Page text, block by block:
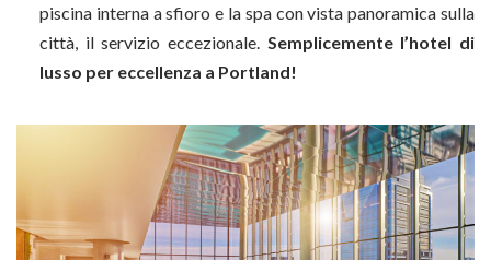
piscina interna a sfioro e la spa con vista panoramica sulla
città, il servizio eccezionale. Semplicemente l’hotel di
lusso per eccellenza a Portland!